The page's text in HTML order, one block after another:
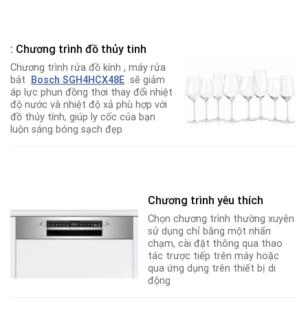
: Chương trình đồ thủy tinh
Chương trình rửa đồ kính , máy rửa
bát
Bosch SGH4HCX48E sẽ giảm
áp lực phun đồng thơi thay đổi nhiệt
độ nước và nhiệt độ xả phù hợp với
đồ thủy tính, giúp ly cốc của bạn
luộn sáng bóng sạch đẹp
Chương trình yêu thích
Chọn chương trình thường xuyên
sử dụng chỉ bằng một nhấn
chạm, cài đặt thông qua thao
tác trược tiếp trên máy hoặc
qua ứng dụng trên thiết bị di
động